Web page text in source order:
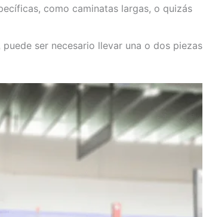
como caminatas largas, o quizás
ser necesario llevar una o dos piezas